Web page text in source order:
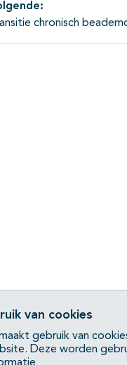
chronisch
van cookies
gebruik van
Deze worden